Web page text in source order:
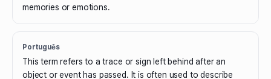
memories or emotions.
Português
This term refers to a trace or sign left behind after an
object or event has passed. It is often used to describe